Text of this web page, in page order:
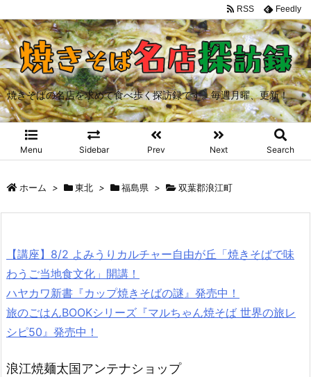
焼きそばの名店を求めて食べ歩く探訪録です。毎週月曜、更新！
Menu Sidebar Prev Next Search
RSS Feedly
ホーム > 東北 > 福島県 > 双葉郡浪江町
【講座】8/2 よみうりカルチャー自由が丘「焼きそばで味
わうご当地食文化」開講！
ハヤカワ新書『カップ焼きそばの謎』発売中！
旅のごはんBOOKシリーズ『マルちゃん焼そば 世界の旅レ
シピ50』発売中！
浪江焼麺太国アンテナショップ